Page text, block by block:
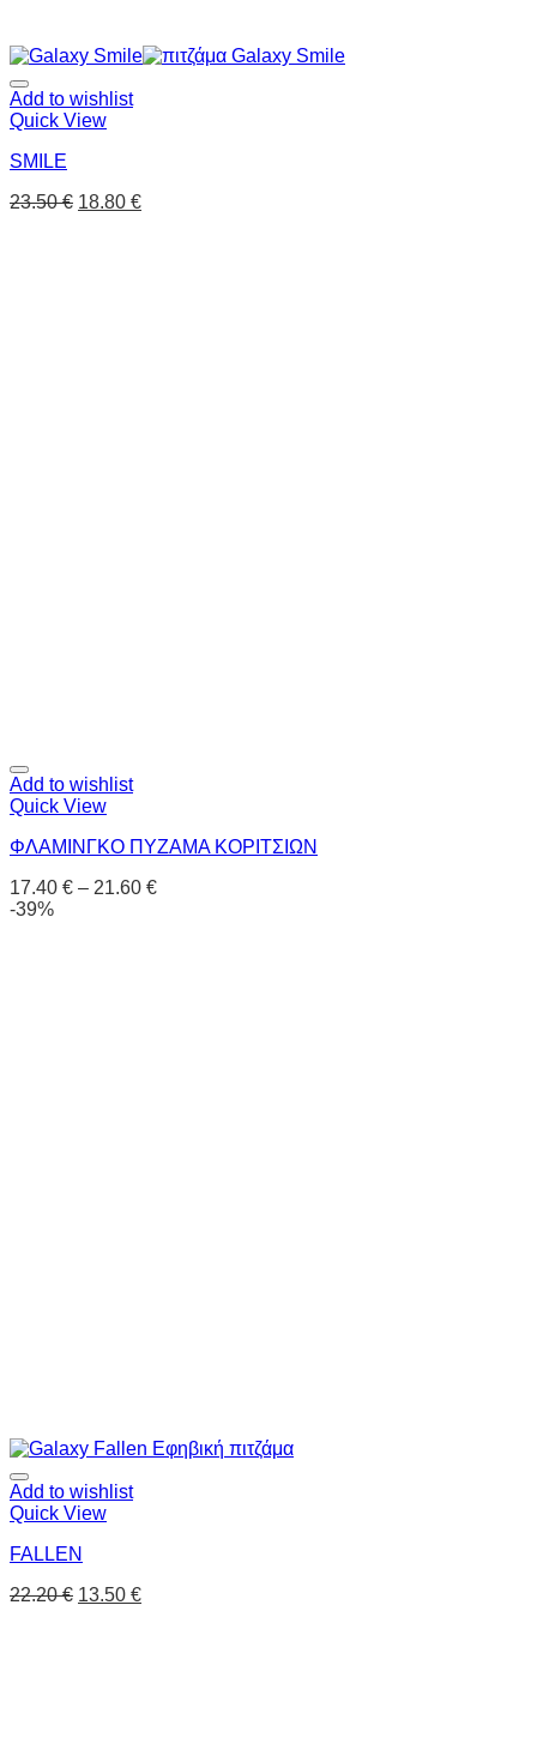
Add to wishlist
Quick View
SMILE
23.50€ 18.80 €
Add to wishlist
Quick View
ΦΛΑΜΙΝΓΚΟ ΠΥΖΑΜΑ ΚΟΡΙΤΣΙΩΝ
17.40 € – 21.60 €
-39%
Add to wishlist
Quick View
FALLEN
22.20€ 13.50 €